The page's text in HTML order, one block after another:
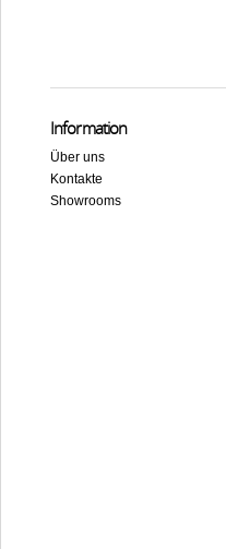
Information
Über uns
Kontakte
Showrooms